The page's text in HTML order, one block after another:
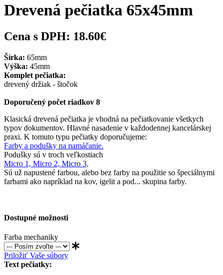
Drevená pečiatka 65x45mm
Cena s DPH: 18.60€
Šírka: 65mm
Výška: 45mm
Komplet pečiatka:
drevený držiak - štočok
Doporučený počet riadkov 8
Klasická drevená pečiatka je vhodná na pečiatkovanie všetkych
typov dokumentov. Hlavné nasadenie v každodennej kancelárskej
praxi. K tomuto typu pečiatky doporučujeme:
Farby a podušky na namáčanie.
Podušky sú v troch veľkostiach
Micro 1, Micro 2, Micro 3,
Sú už napustené farbou, alebo bez farby na použitie so špeciálnymi
farbami ako napríklad na kov, igelit a pod... skupina farby.
Dostupné možnosti
Farba mechaniky
Priložiť Vaše súbory
Text pečiatky: